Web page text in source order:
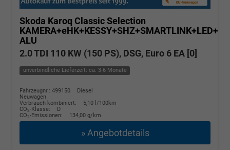
Skoda Karoq Classic Selection
ALU
2.0 TDI 110 KW (150 PS), DSG, Euro 6 EA [0]
unverbindliche Lieferzeit: ca. 3-6 Monate
Fahrzeugnr.: 499150
Diesel
Neuwagen
Verbrauch kombiniert:
5,10 l/100km
CO2-Klasse:
D
CO2-Emissionen: 134,00 g/km
» Angebotdetails